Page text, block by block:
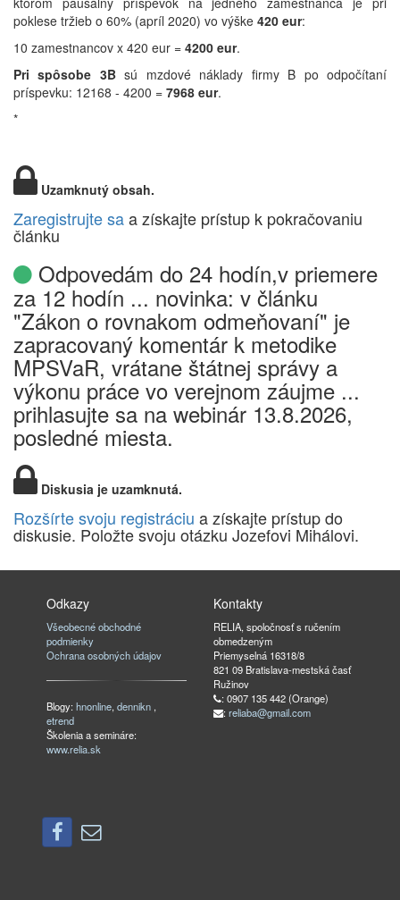
poklese tržieb o 60% (apríl 2020) vo výške 420 eur:
10 zamestnancov x 420 eur = 4200 eur.
Pri spôsobe 3Bsú mzdové náklady firmy B po odpočítaní
príspevku: 12168 - 4200 = 7968 eur.
*
Uzamknutý obsah.
Zaregistrujte saa získajte prístup k pokračovaniu
článku
Odpovedám do 24 hodín,v priemere
za 12 hodín ... novinka: v článku
"Zákon o rovnakom odmeňovaní" je
zapracovaný komentár k metodike
MPSVaR, vrátane štátnej správy a
výkonu práce vo verejnom záujme ...
prihlasujte sa na webinár 13.8.2026,
posledné miesta.
Diskusia je uzamknutá.
Rozšírte svoju registráciu a získajte prístup do
diskusie. Položte svoju otázku Jozefovi Mihálovi.
Odkazy
Všeobecné obchodné
podmienky
Ochrana osobných údajov
Blogy:hnonline,dennikn ,
etrend
Školenia a semináre:
www.relia.sk
Kontakty
RELIA, spoločnosť s ručením
obmedzeným
Priemyselná 16318/8
821 09 Bratislava-mestská časť
Ružinov
: 0907 135 442 (Orange)
: reliaba@gmail.com